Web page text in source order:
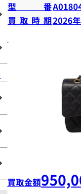
型番
買取時期2026
買取金額